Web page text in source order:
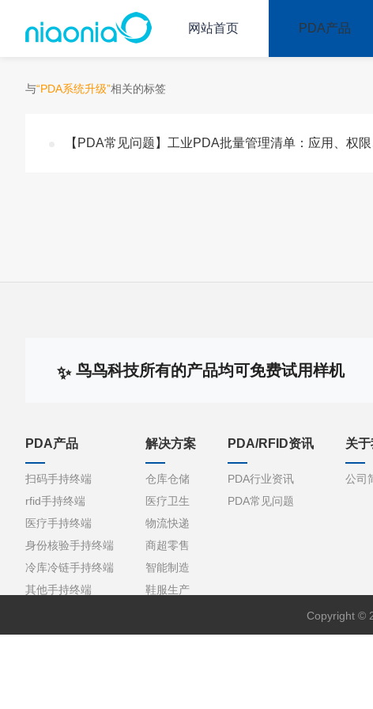
网站首页 PDA产品
与“PDA系统升级”相关的标签
【PDA常见问题】工业PDA批量管理清单：应用、权
鸟鸟科技所有的产品均可免费试用样机
PDA产品
扫码手持终端
rfid手持终端
医疗手持终端
身份核验手持终端
冷库冷链手持终端
其他手持终端
解决方案
仓库仓储
医疗卫生
物流快递
商超零售
智能制造
鞋服生产
PDA/RFID资讯
PDA行业资讯
PDA常见问题
关于
公司
Copyright ©